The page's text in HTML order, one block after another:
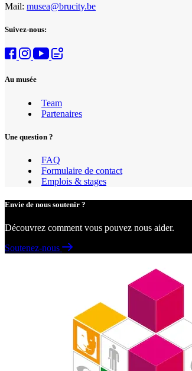
Mail: musea@brucity.be
Suivez-nous:
Au musée
Team
Partenaires
Une question ?
FAQ
Formulaire de contact
Emplois & stages
Envie de nous soutenir ?
Découvrez comment vous pouvez nous aider.
Soutenez-nous